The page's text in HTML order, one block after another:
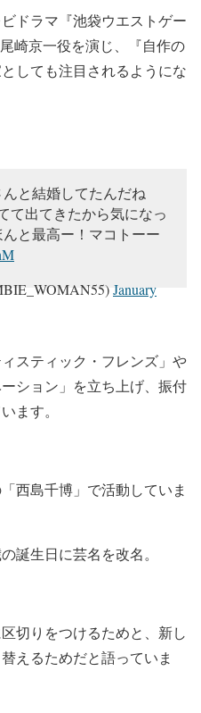
ドラマ『池袋ウエストゲー
崎京一役を演じ、『自作の
しても注目されるようにな
と結婚してたんだね
て出てきたから気になっ
と最高ー！マコトーー
January
スティック・フレンズ」や
ション」を立ち上げ、振付
ます。
西島千博」で活動していま
誕生日に芸名を改名。
切りをつけるためと、新し
えるためだと語っていま